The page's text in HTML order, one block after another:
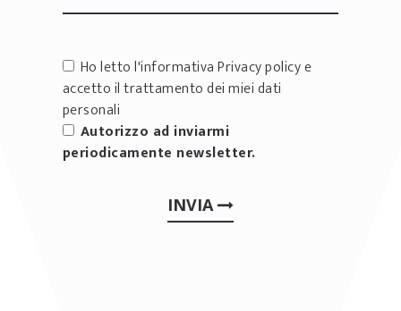
Ho letto l'informativaPrivacy policye
accetto il trattamento dei miei dati
personali
Autorizzo ad inviarmi
periodicamente newsletter.
INVIA